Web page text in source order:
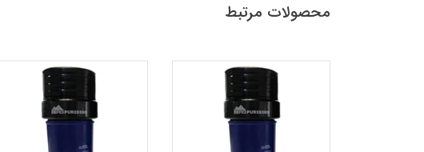
محصولات مرتبط